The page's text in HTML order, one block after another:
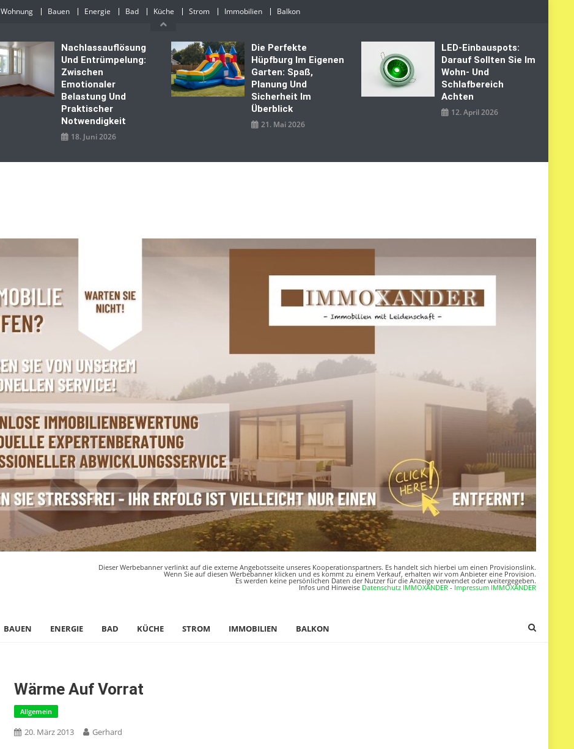
Wohnung Bauen Energie Bad Küche Strom Immobilien Balkon
Nachlassauflösung
Und Entrümpelung:
Zwischen
Emotionaler
Belastung Und
Praktischer
Notwendigkeit
18. Juni 2026
Die Perfekte
Hüpfburg Im Eigenen
Garten: Spaß,
Planung Und
Sicherheit Im
Überblick
21. Mai 2026
LED‑Einbauspots:
Darauf Sollten Sie Im
Wohn- Und
Schlafbereich
Achten
12. April 2026
Dieser Werbebanner verlinkt auf die externe Angebotsseite unseres Kooperationspartners. Es handelt sich hierbei um einen Provisionslink.
Wenn Sie auf diesen Werbebanner klicken und es kommt zu einem Verkauf, erhalten wir vom Anbieter eine Provision.
Es werden keine persönlichen Daten der Nutzer für die Anzeige verwendet oder weitergegeben.
Infos und Hinweise Datenschutz IMMOXANDER - Impressum IMMOXANDER
BAUEN ENERGIE BAD KÜCHE STROM IMMOBILIEN BALKON
Wärme Auf Vorrat
Allgemein
20. März 2013 Gerhard